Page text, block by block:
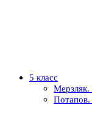
5 класс
Мерзляк.
Потапов.